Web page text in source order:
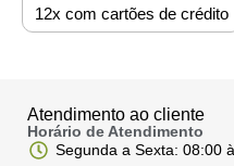
12x com cartões de crédito
Atendimento ao cliente
Horário de Atendimento
Segunda a Sexta: 08:00